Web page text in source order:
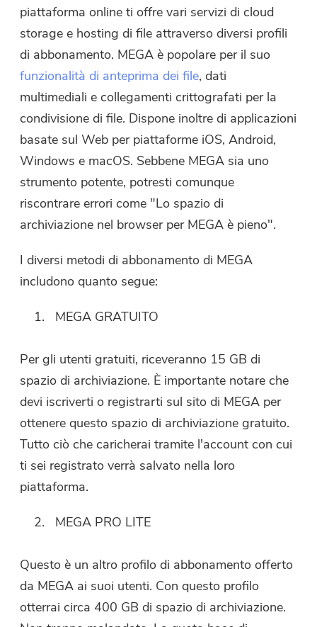
piattaforma online ti offre vari servizi di cloud
storage e hosting di file attraverso diversi profili
di abbonamento. MEGA è popolare per il suo
funzionalità di anteprima dei file, dati
multimediali e collegamenti crittografati per la
condivisione di file. Dispone inoltre di applicazioni
basate sul Web per piattaforme iOS, Android,
Windows e macOS. Sebbene MEGA sia uno
strumento potente, potresti comunque
riscontrare errori come "Lo spazio di
archiviazione nel browser per MEGA è pieno".
I diversi metodi di abbonamento di MEGA
includono quanto segue:
MEGA GRATUITO
Per gli utenti gratuiti, riceveranno 15 GB di
spazio di archiviazione. È importante notare che
devi iscriverti o registrarti sul sito di MEGA per
ottenere questo spazio di archiviazione gratuito.
Tutto ciò che caricherai tramite l'account con cui
ti sei registrato verrà salvato nella loro
piattaforma.
MEGA PRO LITE
Questo è un altro profilo di abbonamento offerto
da MEGA ai suoi utenti. Con questo profilo
otterrai circa 400 GB di spazio di archiviazione.